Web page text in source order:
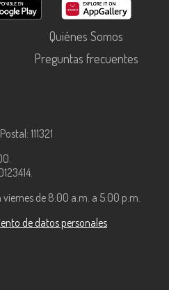
Quiénes Somos
Preguntas frecuentes
111321
viernes de 8:00 a.m. a 5:00 p.m.
de datos personales